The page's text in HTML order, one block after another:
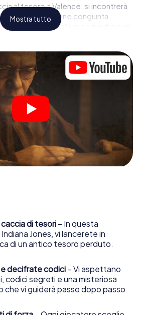
al tesoro a Valence, si incontrerà
per una riunione congiunta.
distribuiti. Chi della sua squadra è un
c'è un ruolo adatto per ogni
può iniziare la caccia al tesoro
Valence: puoi decifrare codici
complicati compiti logici e cercare
della città. Il suo smartphone è il
più importante: la nostra app
le consente di interrogare
ed esaminare stringhe
raccogliere oggetti e la guida in
al tesoro a Valence, lei e il suo team
più in profondità
Mostra tutto
di tesori – In questa
Jones, vi lancerete in
di un antico tesoro perduto.
decifrate codici – Vi aspettano
codici segreti e una misteriosa
che vi guiderà passo dopo passo.